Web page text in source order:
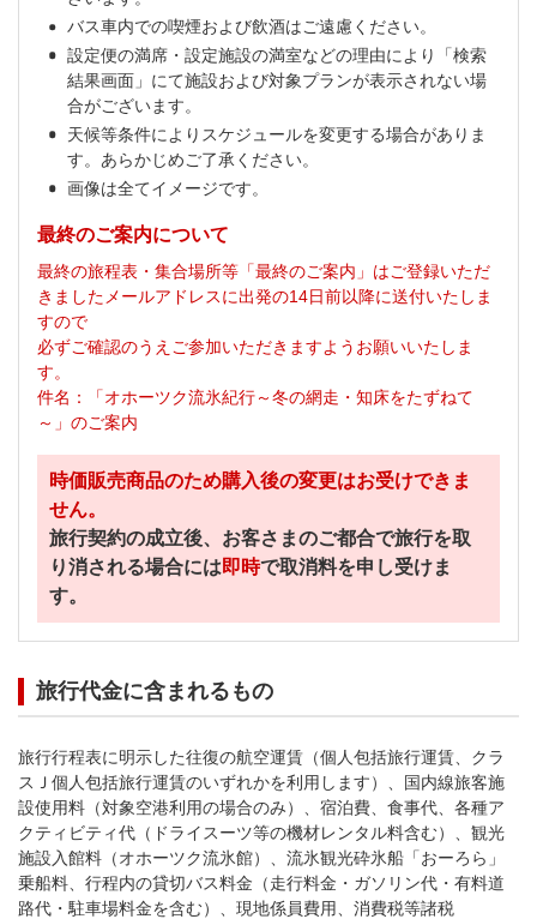
バス車内での喫煙および飲酒はご遠慮ください。
設定便の満席・設定施設の満室などの理由により「検索
結果画面」にて施設および対象プランが表示されない場
合がございます。
天候等条件によりスケジュールを変更する場合がありま
す。あらかじめご了承ください。
画像は全てイメージです。
最終のご案内について
最終の旅程表・集合場所等「最終のご案内」はご登録いただ
きましたメールアドレスに出発の14日前以降に送付いたしま
すので
必ずご確認のうえご参加いただきますようお願いいたしま
す。
件名：「オホーツク流氷紀行～冬の網走・知床をたずねて
～」のご案内
時価販売商品のため購入後の変更はお受けできま
せん。
旅行契約の成立後、お客さまのご都合で旅行を取
り消される場合には即時で取消料を申し受けま
す。
旅行代金に含まれるもの
旅行行程表に明示した往復の航空運賃（個人包括旅行運賃、クラ
スＪ個人包括旅行運賃のいずれかを利用します）、国内線旅客施
設使用料（対象空港利用の場合のみ）、宿泊費、食事代、各種ア
クティビティ代（ドライスーツ等の機材レンタル料含む）、観光
施設入館料（オホーツク流氷館）、流氷観光砕氷船「おーろら」
乗船料、行程内の貸切バス料金（走行料金・ガソリン代・有料道
路代・駐車場料金を含む）、現地係員費用、消費税等諸税